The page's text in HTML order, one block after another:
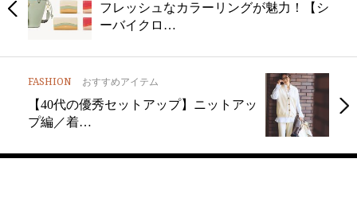
フレッシュなカラーリングが魅力！【シ
ーバイクロ…
FASHION おすすめアイテム
【40代の優秀セットアップ】ニットアッ
プ編／着…